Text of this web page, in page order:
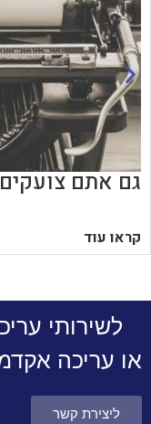
גם אתם
קראו עוד
לשירותי
או עריכה
ליצירת קשר